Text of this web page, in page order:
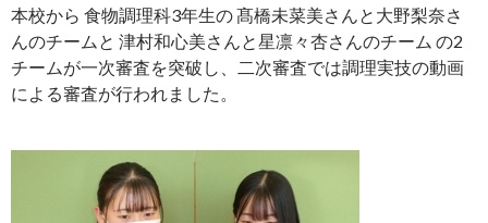
本校から 食物調理科3年生の 髙橋未菜美さんと大野梨奈さ
んのチームと 津村和心美さんと星凛々杏さんのチーム の2
チームが一次審査を突破し、二次審査では調理実技の動画
による審査が行われました。